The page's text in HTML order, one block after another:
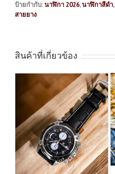
ป้ายกำกับ:นาฬิกา 2026,นาฬิกาสีดำ,
สายยาง
สินค้าที่เกี่ยวข้อง